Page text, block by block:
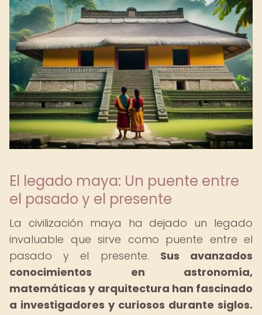
El legado maya: Un puente entre
el pasado y el presente
La civilización maya ha dejado un legado
invaluable que sirve como puente entre el
pasado y el presente. Sus avanzados
conocimientos en astronomía,
matemáticas y arquitectura han fascinado
a investigadores y curiosos durante siglos.